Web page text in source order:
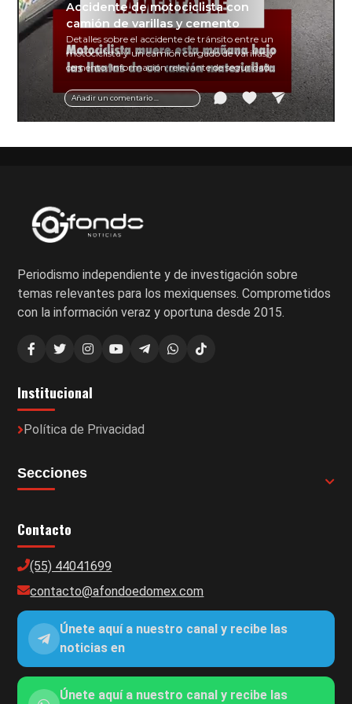
Añadir un comentario ...
Accidente de motociclista con
camión de varillas y cemento
Detalles sobre el accidente de tránsito entre un
motociclista y un camión cargado de varillas y
cemento. Información relevante de seguridad
vial y recomendaciones para motociclistas.
Periodismo independiente y de investigación sobre
temas relevantes para los mexiquenses. Comprometidos
con la información veraz y oportuna desde 2015.
Institucional
Política de Privacidad
Secciones
Contacto
(55) 44041699
contacto@afondoedomex.com
Únete aquí a nuestro canal y recibe las
noticias en
Únete aquí a nuestro canal y recibe las